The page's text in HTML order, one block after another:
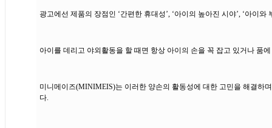
광고에선 제품의 장점인 ‘간편한 휴대성’, ‘아이의 높아진 시야’, ‘아이
아이를 데리고 야외활동을 할 때면 항상 아이의 손을 꼭 잡고 있거나 품
미니메이즈(MINIMEIS)는 이러한 양손의 활동성에 대한 고민을 해결하
다.